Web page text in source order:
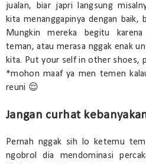
jualan, biar japri langsung
kita menanggapinya dengan baik,
Mungkin mereka begitu karena
teman, atau merasa nggak enak
kita. Put your self in other shoes,
*mohon maaf ya men temen
reuni 😌
Jangan curhat
Pernah nggak sih lo ketemu
ngobrol dia mendominasi